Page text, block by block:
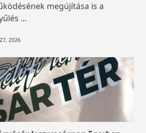
megújítása is a
...
2026